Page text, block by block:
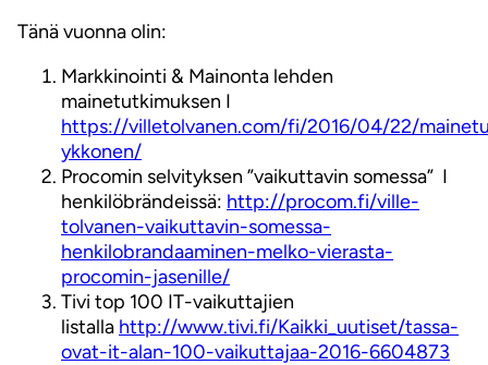
Tänä vuonna olin:
Markkinointi & Mainonta lehden
mainetutkimuksen I
https://villetolvanen.com/fi/2016/04/22/
ykkonen/
Procomin selvityksen ”vaikuttavin somessa” I
henkilöbrändeissä: http://procom.fi/ville-
tolvanen-vaikuttavin-somessa-
henkilobrandaaminen-melko-vierasta-
procomin-jasenille/
Tivi top 100 IT-vaikuttajien
listalla http://www.tivi.fi/Kaikki_uutiset/tassa-
ovat-it-alan-100-vaikuttajaa-2016-6604873